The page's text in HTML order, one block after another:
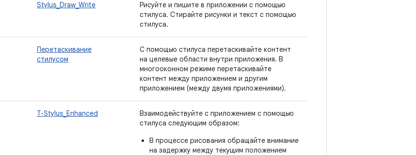
Stylus_Draw_Write
Рисуйте и пишите в приложении с помощью
стилуса. Стирайте рисунки и текст с помощью
стилуса.
Перетаскивание
стилусом
С помощью стилуса перетаскивайте контент
на целевые области внутри приложения. В
многооконном режиме перетаскивайте
контент между приложением и другим
приложением (между двумя приложениями).
T-Stylus_Enhanced
Взаимодействуйте с приложением с помощью
стилуса следующим образом:
В процессе рисования обращайте внимание
на задержку между текущим положением